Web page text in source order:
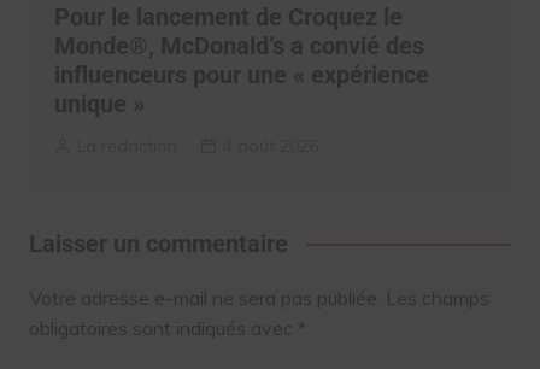
Pour le lancement de Croquez le
Monde®, McDonald’s a convié des
influenceurs pour une « expérience
unique »
Laisser un commentaire
Votre adresse e-mail ne sera pas publiée. Les champs
obligatoires sont indiqués avec *